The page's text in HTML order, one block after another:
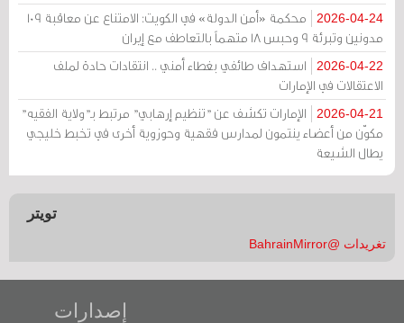
2026-04-24
محكمة «أمن الدولة» في الكويت: الامتناع عن معاقبة 109
مدونين وتبرئة 9 وحبس 18 متهماً بالتعاطف مع إيران
2026-04-22
استهداف طائفي بغطاء أمني .. انتقادات حادة لملف
الاعتقالات في الإمارات
2026-04-21
الإمارات تكشف عن "تنظيم إرهابي" مرتبط بـ"ولاية الفقيه"
مكوّن من أعضاء ينتمون لمدارس فقهية وحوزوية أخرى في تخبط خليجي
يطال الشيعة
تويتر
تغريدات @BahrainMirror
إصدارات